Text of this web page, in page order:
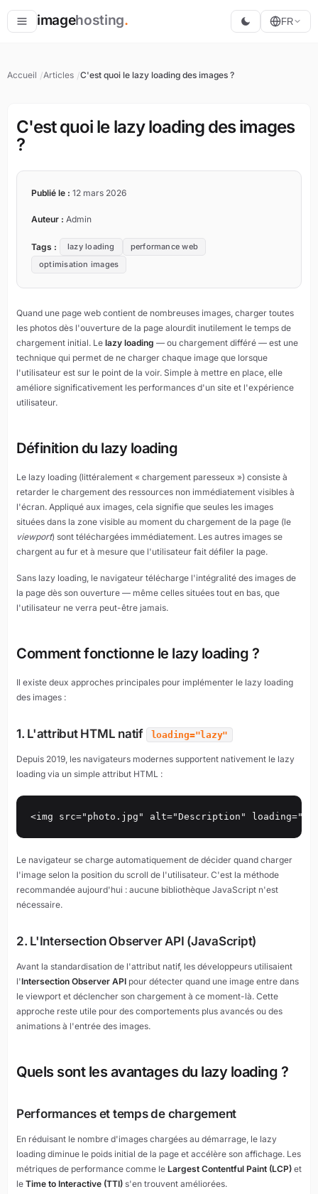
imagehosting.
Redimensionner
FR
Accueil Articles C'est quoi le lazy loading des images ?
C'est quoi le lazy loading des images
?
Publié le : 12 mars 2026
Auteur : Admin
Tags : lazy loading
performance web
optimisation images
Quand une page web contient de nombreuses images, charger toutes
les photos dès l'ouverture de la page alourdit inutilement le temps de
chargement initial. Le lazy loading — ou chargement différé — est une
technique qui permet de ne charger chaque image que lorsque
l'utilisateur est sur le point de la voir. Simple à mettre en place, elle
améliore significativement les performances d'un site et l'expérience
utilisateur.
Définition du lazy loading
Le lazy loading (littéralement « chargement paresseux ») consiste à
retarder le chargement des ressources non immédiatement visibles à
l'écran. Appliqué aux images, cela signifie que seules les images
situées dans la zone visible au moment du chargement de la page (le
viewport) sont téléchargées immédiatement. Les autres images se
chargent au fur et à mesure que l'utilisateur fait défiler la page.
Sans lazy loading, le navigateur télécharge l'intégralité des images de
la page dès son ouverture — même celles situées tout en bas, que
l'utilisateur ne verra peut-être jamais.
Comment fonctionne le lazy loading ?
Il existe deux approches principales pour implémenter le lazy loading
des images :
1. L'attribut HTML natif loading="lazy"
Depuis 2019, les navigateurs modernes supportent nativement le lazy
loading via un simple attribut HTML :
<img src="photo.jpg" alt="Description"
Le navigateur se charge automatiquement de décider quand charger
l'image selon la position du scroll de l'utilisateur. C'est la méthode
recommandée aujourd'hui : aucune bibliothèque JavaScript n'est
nécessaire.
2. L'Intersection Observer API (JavaScript)
Avant la standardisation de l'attribut natif, les développeurs utilisaient
l'Intersection Observer API pour détecter quand une image entre dans
le viewport et déclencher son chargement à ce moment-là. Cette
approche reste utile pour des comportements plus avancés ou des
animations à l'entrée des images.
Quels sont les avantages du lazy loading ?
Performances et temps de chargement
En réduisant le nombre d'images chargées au démarrage, le lazy
loading diminue le poids initial de la page et accélère son affichage. Les
métriques de performance comme le Largest Contentful Paint (LCP) et
le Time to Interactive (TTI) s'en trouvent améliorées.